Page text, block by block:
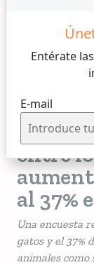
Entérate
E-mail
Sanidad
4 min de
Viernes, 12 de
La
entre
al 37%
Una encuesta
gatos y el 37%
animales como